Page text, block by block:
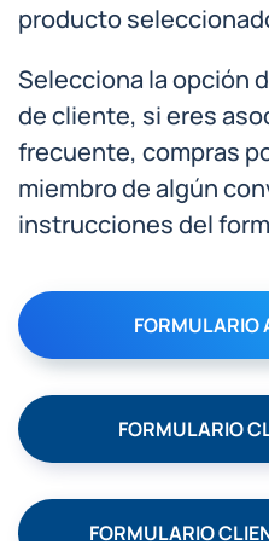
producto
Selecciona la opción
de cliente, si eres
frecuente, compras
miembro de algún
instrucciones del
FORMULARIO
FORMULARIO
FORMULARIO